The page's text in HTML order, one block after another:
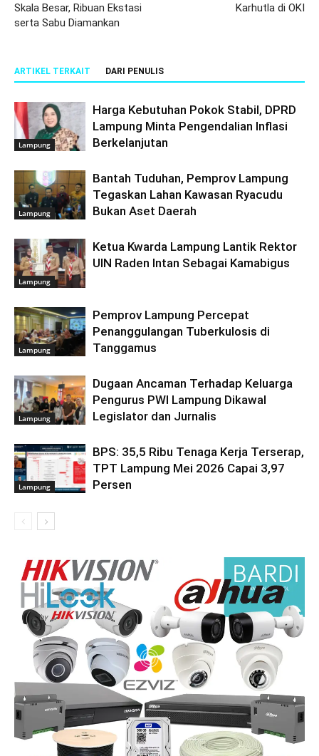
Skala Besar, Ribuan Ekstasi
serta Sabu Diamankan
Karhutla di OKI
ARTIKEL TERKAIT DARI PENULIS
Lampung
Harga Kebutuhan Pokok Stabil, DPRD
Lampung Minta Pengendalian Inflasi
Berkelanjutan
Lampung
Bantah Tuduhan, Pemprov Lampung
Tegaskan Lahan Kawasan Ryacudu
Bukan Aset Daerah
Lampung
Ketua Kwarda Lampung Lantik Rektor
UIN Raden Intan Sebagai Kamabigus
Lampung
Pemprov Lampung Percepat
Penanggulangan Tuberkulosis di
Tanggamus
Lampung
Dugaan Ancaman Terhadap Keluarga
Pengurus PWI Lampung Dikawal
Legislator dan Jurnalis
Lampung
BPS: 35,5 Ribu Tenaga Kerja Terserap,
TPT Lampung Mei 2026 Capai 3,97
Persen